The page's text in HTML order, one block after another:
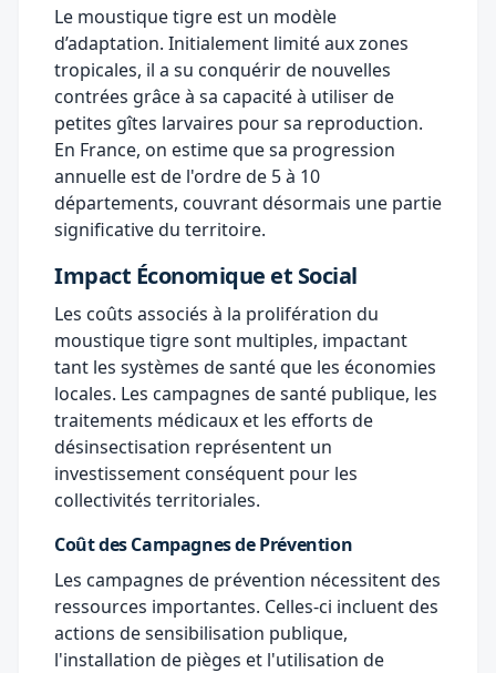
Le moustique tigre est un modèle
d’adaptation. Initialement limité aux zones
tropicales, il a su conquérir de nouvelles
contrées grâce à sa capacité à utiliser de
petites gîtes larvaires pour sa reproduction.
En France, on estime que sa progression
annuelle est de l'ordre de 5 à 10
départements, couvrant désormais une partie
significative du territoire.
Impact Économique et Social
Les coûts associés à la prolifération du
moustique tigre sont multiples, impactant
tant les systèmes de santé que les économies
locales. Les campagnes de santé publique, les
traitements médicaux et les efforts de
désinsectisation représentent un
investissement conséquent pour les
collectivités territoriales.
Coût des Campagnes de Prévention
Les campagnes de prévention nécessitent des
ressources importantes. Celles-ci incluent des
actions de sensibilisation publique,
l'installation de pièges et l'utilisation de